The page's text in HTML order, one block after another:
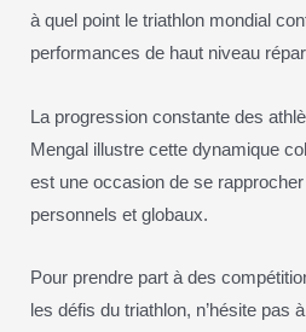
à quel point le triathlon mondial
performances de haut niveau
La progression constante des
Mengal illustre cette dynamique
est une occasion de se
personnels et globaux.
Pour prendre part à des
les défis du triathlon, n’hésite pas